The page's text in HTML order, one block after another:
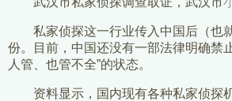
私家侦探这一行业传入中国后（也就
份。目前，中国还没有一部法律明确禁
人管、也管不全”的状态。
资料显示，国内现有各种私家侦探机